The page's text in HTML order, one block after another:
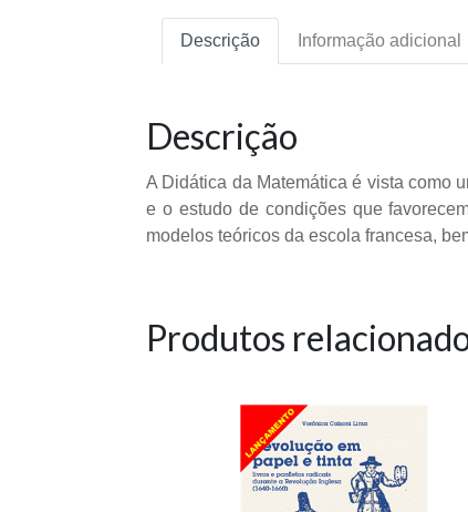
Descrição Informação adicional
Descrição
A Didática da Matemática é vista como
e o estudo de condições que
modelos teóricos da escola francesa,
Produtos